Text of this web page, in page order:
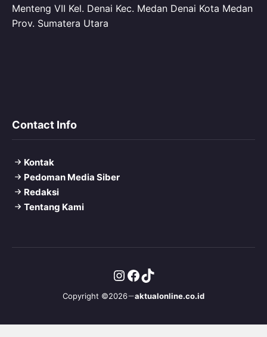
Menteng VII Kel. Denai Kec. Medan Denai Kota Medan
Prov. Sumatera Utara
Contact Info
Kontak
Pedoman Media Siber
Redaksi
Tentang Kami
Copyright ©2026 aktualonline.co.id
Instagram
Facebook
TikTok